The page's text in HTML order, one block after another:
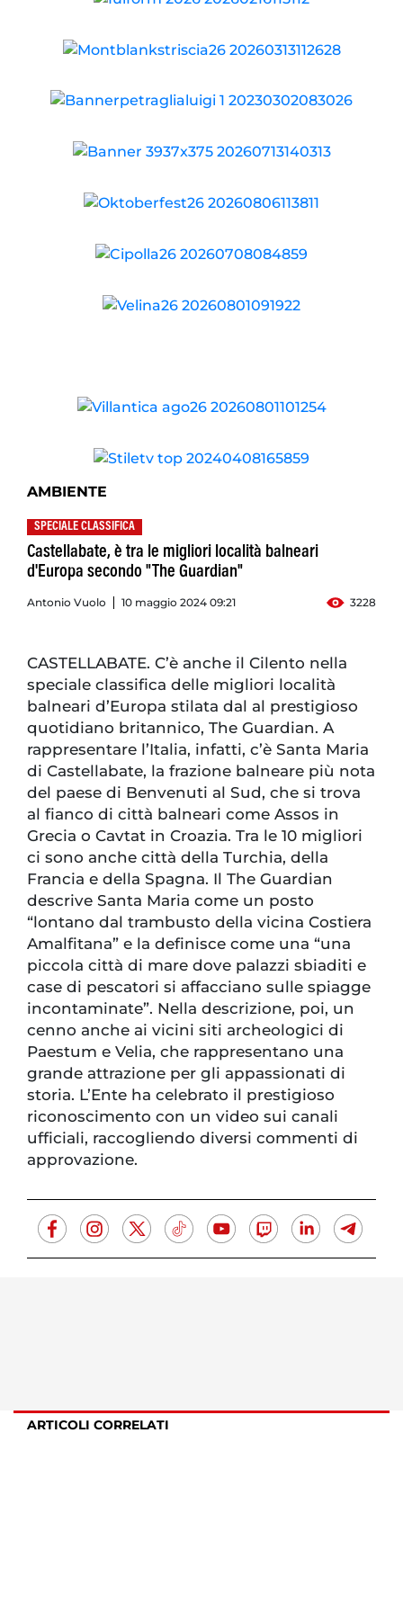
AMBIENTE
SPECIALE CLASSIFICA
Castellabate, è tra le migliori località balneari
d'Europa secondo "The Guardian"
Antonio Vuolo 10 maggio 2024 09:21 3228
CASTELLABATE. C’è anche il Cilento nella
speciale classifica delle migliori località
balneari d’Europa stilata dal al prestigioso
quotidiano britannico, The Guardian. A
rappresentare l’Italia, infatti, c’è Santa Maria
di Castellabate, la frazione balneare più nota
del paese di Benvenuti al Sud, che si trova
al fianco di città balneari come Assos in
Grecia o Cavtat in Croazia. Tra le 10 migliori
ci sono anche città della Turchia, della
Francia e della Spagna. Il The Guardian
descrive Santa Maria come un posto
“lontano dal trambusto della vicina Costiera
Amalfitana” e la definisce come una “una
piccola città di mare dove palazzi sbiaditi e
case di pescatori si affacciano sulle spiagge
incontaminate”. Nella descrizione, poi, un
cenno anche ai vicini siti archeologici di
Paestum e Velia, che rappresentano una
grande attrazione per gli appassionati di
storia. L’Ente ha celebrato il prestigioso
riconoscimento con un video sui canali
ufficiali, raccogliendo diversi commenti di
approvazione.
ARTICOLI CORRELATI